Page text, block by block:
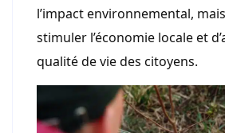
l’impact environnemental,
stimuler l’économie locale et
qualité de vie des citoyens.